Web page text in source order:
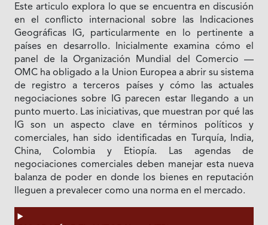
Este articulo explora lo que se encuentra en discusión
en el conflicto internacional sobre las Indicaciones
Geográficas IG, particularmente en lo pertinente a
países en desarrollo. Inicialmente examina cómo el
panel de Ia Organización Mundial del Comercio —
OMC ha obligado a Ia Union Europea a abrir su sistema
de registro a terceros países y cómo las actuales
negociaciones sobre IG parecen estar Ilegando a un
punto muerto. Las iniciativas, que muestran por qué las
IG son un aspecto clave en términos políticos y
comerciales, han sido identificadas en Turquía, India,
China, Colombia y Etiopía. Las agendas de
negociaciones comerciales deben manejar esta nueva
balanza de poder en donde los bienes en reputación
lleguen a prevalecer como una norma en el mercado.